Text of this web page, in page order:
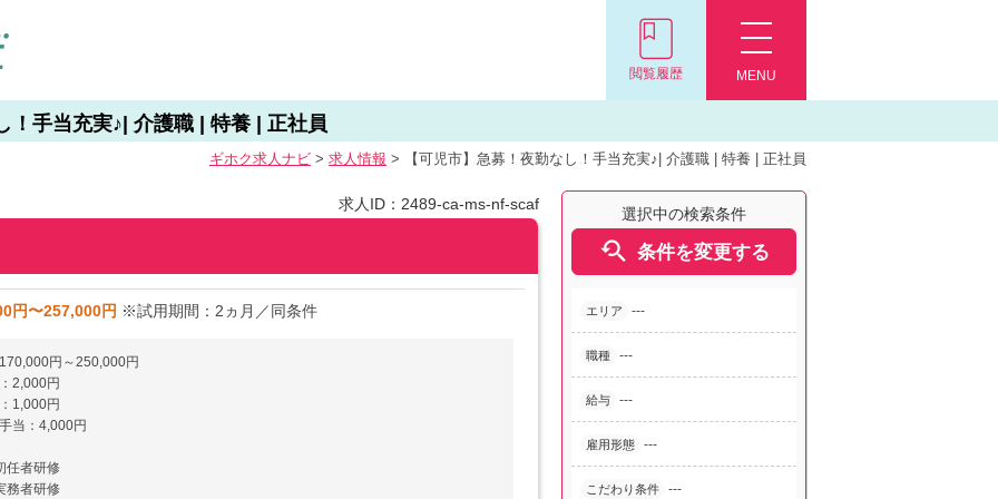
MENU
閲覧履歴
！手当充実♪| 介護職 | 特養 | 正社員
ギホク求⼈ナビ > 求人情報 > 【可児市】急募！夜勤なし！手当充実♪| 介護職 | 特養 | 正社員
選択中の検索条件
 条件を変更する
エリア ---
職種 ---
給与 ---
雇用形態 ---
こだわり条件 ---
求人ID：2489-ca-ms-nf-scaf
円〜257,000円 ※試用期間：2ヵ月／同条件
円～250,000円
2,000円
1,000円
当：4,000円
任者研修
務者研修